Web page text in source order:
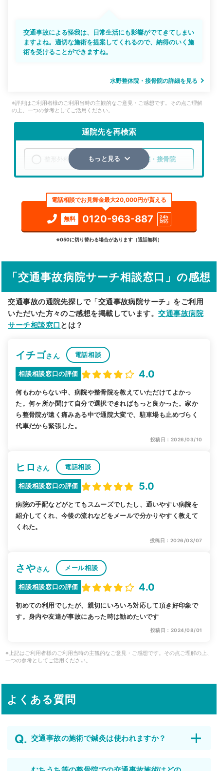
交通事故による怪我は、日常生活にも影響がでてきてしまい
ますよね。適切な施術を提案してくれるので、納得のいく施
術を受けることができますね。
水野整体院・接骨院の詳細を見る
※評判はご利用者様のご利用当時の主観的なご意見・ご感想です。その点ご理解
の上、一つの参考としてご活用ください。
通院先を再検索
整形外科 整骨院・接骨院
検索する
詳細条件で絞り込む
駅から探す 院名から探す
もっと見る
電話相談でお見舞金最大20,000円が貰える
無料 0120-963-887
24h
対応
※050に切り替わる場合があります（通話無料）
「交通事故病院サーチ相談窓口」の感想
交通事故の通院先探しで「交通事故病院サーチ」をご利用
いただいた方々のご感想を掲載しています。交通事故病院
サーチ相談窓口 とは？
イチゴさん 電話相談
相談相談窓口の評価 4.0
何もわからない中、病院や整骨院を教えていただけてよかっ
た。何ヶ所か聞けて自分で選択できればもっと良かった。家か
ら整骨院が遠く痛みある中で通院大変で、駐車場も止めづらく
代車だから緊張した。
投稿日：2026/03/10
ヒロ さん 電話相談
相談相談窓口の評価 5.0
病院の手配などがとてもスムーズでしたし、通いやすい病院を
紹介してくれ、今後の流れなどをメールで分かりやすく教えて
くれた。
投稿日：2026/03/07
さやさん メール相談
相談相談窓口の評価 4.0
初めての利用でしたが、親切にいろいろ対応して頂き好印象で
す。身内や友達が事故にあった時は勧めたいです
投稿日：2024/08/01
※上記はご利用者様のご利用当時の主観的なご意見・ご感想です。その点ご理解の上、
一つの参考としてご活用ください。
よくある質問
交通事故の施術で鍼灸は使われますか？